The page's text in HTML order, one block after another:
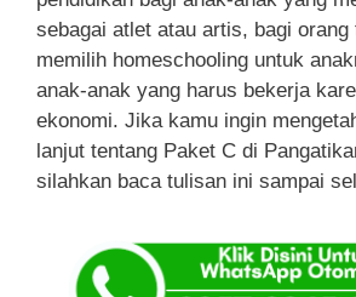
sebagai atlet atau artis, bagi orang
memilih homeschooling untuk
anak-anak yang harus bekerja
ekonomi. Jika kamu ingin
lanjut tentang Paket C di
silahkan baca tulisan ini sampai